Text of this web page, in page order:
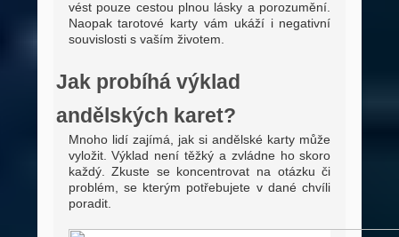
vést pouze cestou plnou lásky a porozumění.
Naopak tarotové karty vám ukáží i negativní
souvislosti s vaším životem.
Jak probíhá výklad
andělských karet?
Mnoho lidí zajímá, jak si andělské karty může
vyložit. Výklad není těžký a zvládne ho skoro
každý. Zkuste se koncentrovat na otázku či
problém, se kterým potřebujete v dané chvíli
poradit.